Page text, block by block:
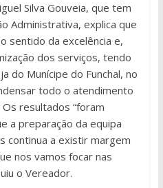
Silva Gouveia, que tem
Administrativa, explica que
sentido da excelência e,
dos serviços, tendo
do Munícipe do Funchal, no
todo o atendimento
Os resultados “foram
a preparação da equipa
continua a existir margem
nos vamos focar nas
o Vereador.